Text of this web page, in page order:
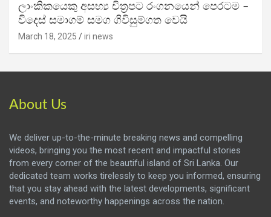
ලාංකිකයෙකු අසභ්‍ය චිත්‍රපට රංගනයෙන් පෙරටම –
විදෙස් සමාගම් සමග ගිවිසුම්ගත වෙයි
March 18, 2025 iri news
About Us
We deliver up-to-the-minute breaking news and compelling
videos, bringing you the most recent and impactful stories
from every corner of the beautiful island of Sri Lanka. Our
dedicated team works tirelessly to keep you informed, ensuring
that you stay ahead with the latest developments, significant
events, and noteworthy happenings across the nation.